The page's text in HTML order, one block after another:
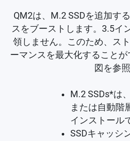
QM2は、M.2 SSDを追加す
スをブーストします。3.5イ
領しません。このため、ス
ーマンスを最大化することが
図を参照
M.2 SSDs*は
または自動階
インストール
SSDキャッシ